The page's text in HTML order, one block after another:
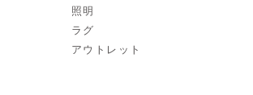
照明
ラグ
アウトレット